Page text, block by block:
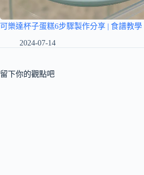
可樂達杯子蛋糕6步驟製作分享 | 食譜教學
2024-07-14
留下你的觀點吧